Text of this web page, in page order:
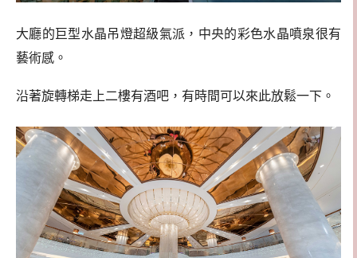
大廳的巨型水晶吊燈超級氣派，中央的彩色水晶噴泉很有
藝術感。
沿著旋轉梯走上二樓有酒吧，有時間可以來此放鬆一下。